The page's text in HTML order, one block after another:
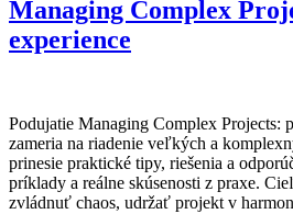
Managing Complex
experience
Podujatie Managing Complex Projects:
zameria na riadenie veľkých a
prinesie praktické tipy, riešenia a
príklady a reálne skúsenosti z praxe.
zvládnuť chaos, udržať projekt v